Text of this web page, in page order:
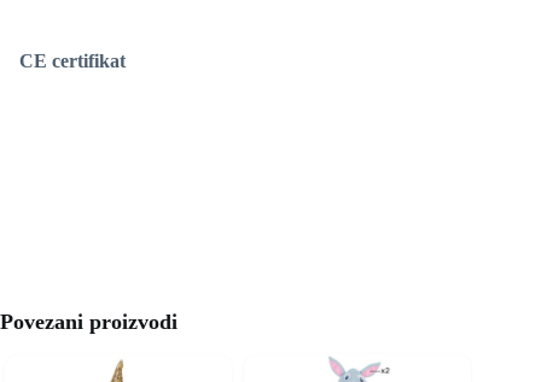
CE certifikat
Povezani proizvodi